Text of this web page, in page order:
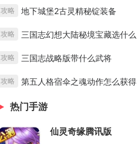
攻略 地下城堡2古灵精秘锭装备
攻略 三国志幻想大陆秘境宝藏选什么
攻略 三国志战略版带什么武将
攻略 第五人格宿伞之魂动作怎么获得
热门手游
仙灵奇缘腾讯版